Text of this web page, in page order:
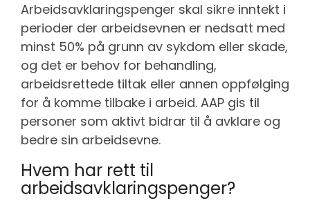
Arbeidsavklaringspenger skal sikre inntekt i
perioder der arbeidsevnen er nedsatt med
minst 50% på grunn av sykdom eller skade,
og det er behov for behandling,
arbeidsrettede tiltak eller annen oppfølging
for å komme tilbake i arbeid. AAP gis til
personer som aktivt bidrar til å avklare og
bedre sin arbeidsevne.
Hvem har rett til
arbeidsavklaringspenger?